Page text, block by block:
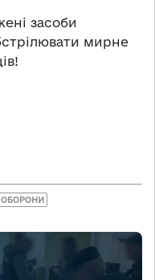
засоби
мирне
ОБОРОНИ